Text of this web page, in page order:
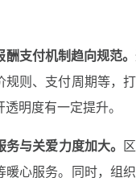
酬支付机制趋向规范。
规则、支付周期等，
明度有一定提升。
务与关爱力度加大。
暖心服务。同时，组